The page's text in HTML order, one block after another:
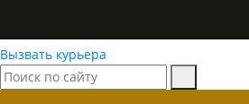
Вызвать курьера